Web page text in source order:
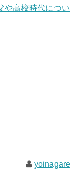
や高校時代につい
yoinagare